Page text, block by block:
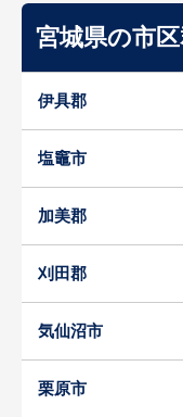
宮城県の市
伊具郡
塩竈市
加美郡
刈田郡
気仙沼市
栗原市